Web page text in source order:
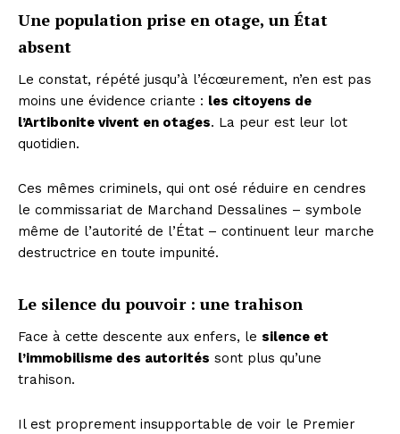
Une population prise en otage, un État
absent
Le constat, répété jusqu’à l’écœurement, n’en est pas
moins une évidence criante : les citoyens de
l’Artibonite vivent en otages. La peur est leur lot
quotidien.
Ces mêmes criminels, qui ont osé réduire en cendres
le commissariat de Marchand Dessalines – symbole
même de l’autorité de l’État – continuent leur marche
destructrice en toute impunité.
Le silence du pouvoir : une trahison
Face à cette descente aux enfers, le silence et
l’immobilisme des autorités sont plus qu’une
trahison.
Il est proprement insupportable de voir le Premier